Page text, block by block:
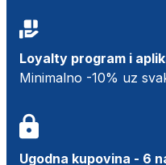
Loyalty program i
Minimalno -10% uz
Ugodna kupovina - 6